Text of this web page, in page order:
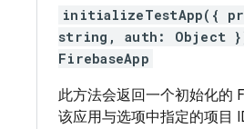
initializeTestApp({
string, auth: Object
FirebaseApp
此方法会返回一个初始化的
该应用与选项中指定的项目